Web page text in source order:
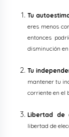
Tu
eres menos
entonces
disminución
Tu
mantener tu
corriente en el
Libertad de
libertad de